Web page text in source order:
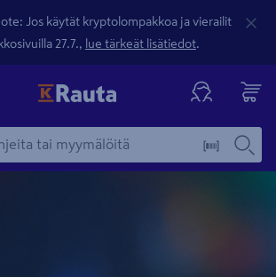
Jos käytät kryptolompakkoa ja vierailit
27.7., lue tärkeät lisätiedot.